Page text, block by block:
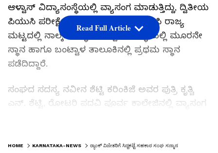
ಆಳ್ವಾಸ್ ವಿದ್ಯಾಸಂಸ್ಥೆಯಲ್ಲಿ ವ್ಯಾಸಂಗ ಮಾಡುತ್ತಿದ್ದು, ದ್ವಿತೀಯ
ಪಿಯುಸಿ ಪರೀಕ್ಷೆಯಲ್ಲಿ 596 ಅಂಕಗಳನ್ನು ಗಳಿಸಿ ರಾಜ್ಯ
ಮಟ್ಟದಲ್ಲಿ ನಾಲ್ಕನೇ ಸ್ಥಾನ, ಆಳ್ವಾಸ್ ಸಂಸ್ಥೆಯಲ್ಲಿ ಮೂರನೇ
ಸ್ಥಾನ ಹಾಗೂ ಬಂಟ್ವಾಳ ತಾಲೂಕಿನಲ್ಲಿ ಪ್ರಥಮ ಸ್ಥಾನ
ಪಡೆದಿದ್ದಾರೆ.
ಸಂಘದ ಸದಸ್ಯ ನವೀನ ಶೆಟ್ಟಿ ಕರಿಂಕಿಜೆ ಅವರ ಪುತ್ರಿ ಕೃತ್ವಿ
ಎನ್. ಶೆಟ್ಟಿ, ರೋಟರಿ ಪದವಿ ಪೂರ್ವ ಕಾಲೇಜಿನಲ್ಲಿ ವ್ಯಾಸಂಗ
ಗಳಿಸಿದ್ದಾರೆ.
Read Full Article
HOME KARNATAKA-NEWS ರ್‍ಯಾಂಕ್ ವಿಜೇತರಿಗೆ ಸಿದ್ದಕಟ್ಟೆ ಸಹಕಾರ ಸಂಘ ಸನ್ಮಾನ